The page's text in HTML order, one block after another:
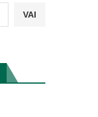
VAI